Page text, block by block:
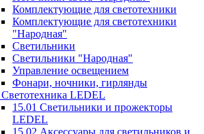
Комплектующие для светотехники
Комплектующие для светотехники
"Народная"
Светильники
Светильники "Народная"
Управление освещением
Фонари, ночники, гирлянды
Светотехника LEDEL
15.01 Светильники и прожекторы
LEDEL
15.02 Аксессуары для светильников и